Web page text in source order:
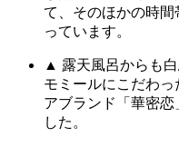
て、そのほかの時
っています。
▲ 露天風呂からも
モミールにこだわ
アブランド「華密
した。